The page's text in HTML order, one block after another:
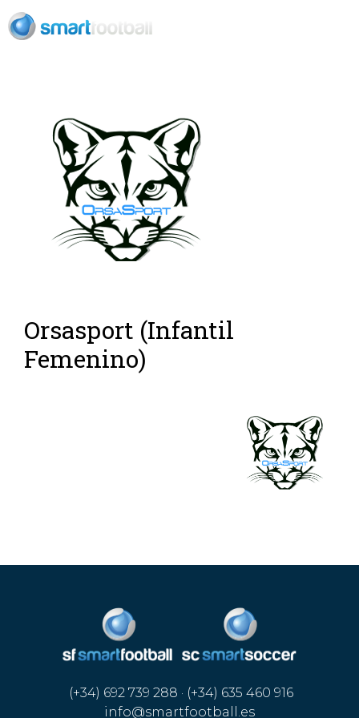
Orsasport (Infantil
Femenino)
(+34) 692 739 288 · (+34) 635 460 916
info@smartfootball.es